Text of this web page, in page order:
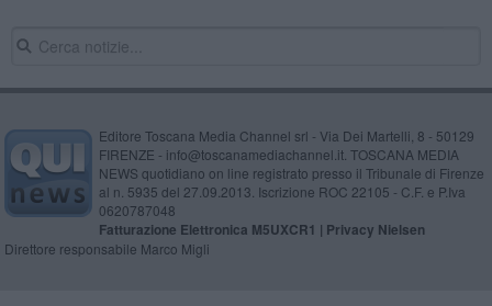
Editore Toscana Media Channel srl - Via Dei Martelli, 8 - 50129
FIRENZE - info@toscanamediachannel.it. TOSCANA MEDIA
NEWS quotidiano on line registrato presso il Tribunale di Firenze
al n. 5935 del 27.09.2013. Iscrizione ROC 22105 - C.F. e P.Iva
0620787048
Fatturazione Elettronica M5UXCR1 | Privacy Nielsen
Direttore responsabile Marco Migli